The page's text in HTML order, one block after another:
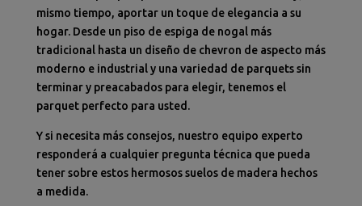
mismo tiempo, aportar un toque de elegancia a su
hogar. Desde un piso de espiga de nogal más
tradicional hasta un diseño de chevron de aspecto más
moderno e industrial y una variedad de parquets sin
terminar y preacabados para elegir, tenemos el
parquet perfecto para usted.
Y si necesita más consejos, nuestro equipo experto
responderá a cualquier pregunta técnica que pueda
tener sobre estos hermosos suelos de madera hechos
a medida.